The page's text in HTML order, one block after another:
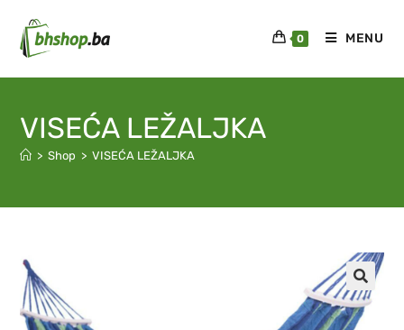
0 MENU
VISEĆA LEŽALJKA
> Shop > VISEĆA LEŽALJKA
🔍